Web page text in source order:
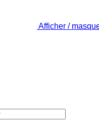
Afficher /